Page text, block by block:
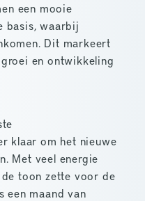
een mooie
basis, waarbij
Dit markeert
en ontwikkeling
klaar om het nieuwe
Met veel energie
toon zette voor de
een maand van